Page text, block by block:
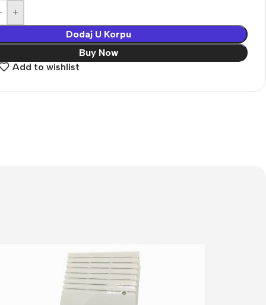
Saznaj više
+
Dodaj U Korpu
Buy Now
Add to wishlist